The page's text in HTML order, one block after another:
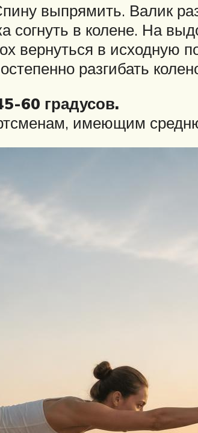
выпрямить. Валик
в колене. На
вернуться в исходную
разгибать
60 градусов.
имеющим